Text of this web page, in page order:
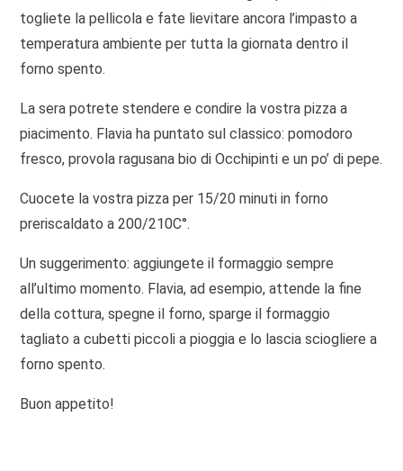
togliete la pellicola e fate lievitare ancora l’impasto a
temperatura ambiente per tutta la giornata dentro il
forno spento.
La sera potrete stendere e condire la vostra pizza a
piacimento. Flavia ha puntato sul classico: pomodoro
fresco, provola ragusana bio di Occhipinti e un po’ di pepe.
Cuocete la vostra pizza per 15/20 minuti in forno
preriscaldato a 200/210C°.
Un suggerimento: aggiungete il formaggio sempre
all’ultimo momento. Flavia, ad esempio, attende la fine
della cottura, spegne il forno, sparge il formaggio
tagliato a cubetti piccoli a pioggia e lo lascia sciogliere a
forno spento.
Buon appetito!